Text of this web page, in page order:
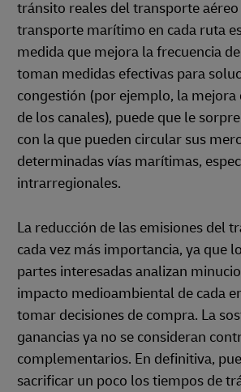
tránsito reales del transporte
transporte marítimo en cada ruta
medida que mejora la frecuencia
toman medidas efectivas para
congestión (por ejemplo, la mejora
de los canales), puede que le
con la que pueden circular sus
determinadas vías marítimas,
intrarregionales.
La reducción de las emisiones del
cada vez más importancia, ya que
partes interesadas analizan
impacto medioambiental de cada
tomar decisiones de compra. La
ganancias ya no se consideran
complementarios. En definitiva,
sacrificar un poco los tiempos de